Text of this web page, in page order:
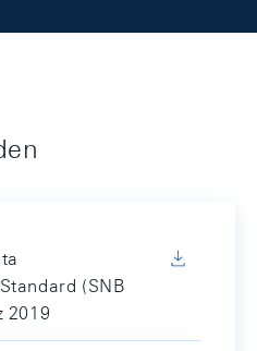
(SNB
2019